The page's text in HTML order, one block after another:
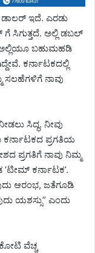
ಡಾಲರ್ ಇದೆ. ಎರಡು
ಸಿಗುತ್ತದೆ. ಅಲ್ಲಿ ಡಬಲ್
ಬಹುಮಹಡಿ
ಕರ್ನಾಟಕದಲ್ಲಿ
ಸಲಹೆಗಳಿಗೆ ನಾವು
ಸಿದ್ಧ. ನೀವು
ಕರ್ನಾಟಕದ ಪ್ರಗತಿಯ
ಪ್ರಗತಿಗೆ ನಾವು ನಿಮ್ಮ
ಕರ್ನಾಟಕ’.
ಆರಂಭ, ಜತೆಗೂಡಿ
ಯಶಸ್ಸು” ಎಂದು
ವೆಚ್ಚ